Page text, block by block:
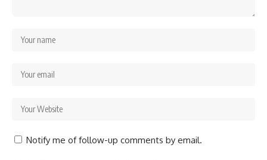
Notify me of follow-up comments by email.